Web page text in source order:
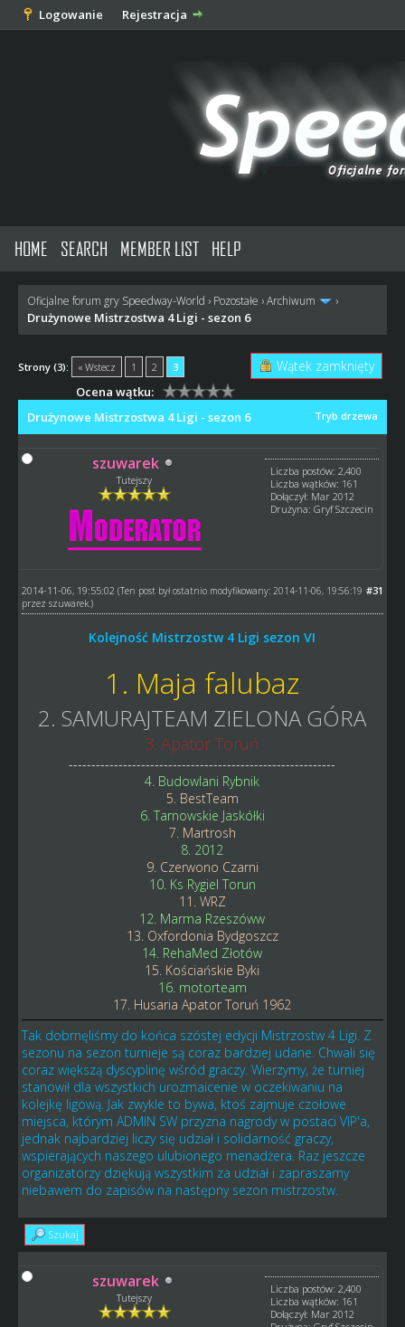
Logowanie Rejestracja
HOME SEARCH MEMBER LIST HELP
Oficjalne forum gry Speedway-World › Pozostałe ›Archiwum ›
Drużynowe Mistrzostwa 4 Ligi - sezon 6
Strony (3): « Wstecz 1 2 3 Wątek zamknięty
Ocena wątku:
Tryb drzewa
Drużynowe Mistrzostwa 4 Ligi - sezon 6
szuwarek
Tutejszy
Liczba postów: 2,400
Liczba wątków: 161
Dołączył: Mar 2012
Drużyna: Gryf Szczecin
#31
2014-11-06, 19:55:02 (Ten post był ostatnio modyfikowany: 2014-11-06, 19:56:19
przez szuwarek.)
Kolejność Mistrzostw 4 Ligi sezon VI
1. Maja falubaz
2. SAMURAJTEAM ZIELONA GÓRA
3. Apator Toruń
-----------------------------------------------------------
4. Budowlani Rybnik
5. BestTeam
6. Tarnowskie Jaskółki
7. Martrosh
8. 2012
9. Czerwono Czarni
10. Ks Rygiel Torun
11. WRZ
12. Marma Rzeszóww
13. Oxfordonia Bydgoszcz
14. RehaMed Złotów
15. Kościańskie Byki
16. motorteam
17. Husaria Apator Toruń 1962
Tak dobrnęliśmy do końca szóstej edycji Mistrzostw 4 Ligi. Z
sezonu na sezon turnieje są coraz bardziej udane. Chwali się
coraz większą dyscyplinę wśród graczy. Wierzymy, że turniej
stanowił dla wszystkich urozmaicenie w oczekiwaniu na
kolejkę ligową. Jak zwykle to bywa, ktoś zajmuje czołowe
miejsca, którym ADMIN SW przyzna nagrody w postaci VIP'a,
jednak najbardziej liczy się udział i solidarność graczy,
wspierających naszego ulubionego menadżera. Raz jeszcze
organizatorzy dziękują wszystkim za udział i zapraszamy
niebawem do zapisów na następny sezon mistrzostw.
Szukaj
szuwarek
Tutejszy
Liczba postów: 2,400
Liczba wątków: 161
Dołączył: Mar 2012